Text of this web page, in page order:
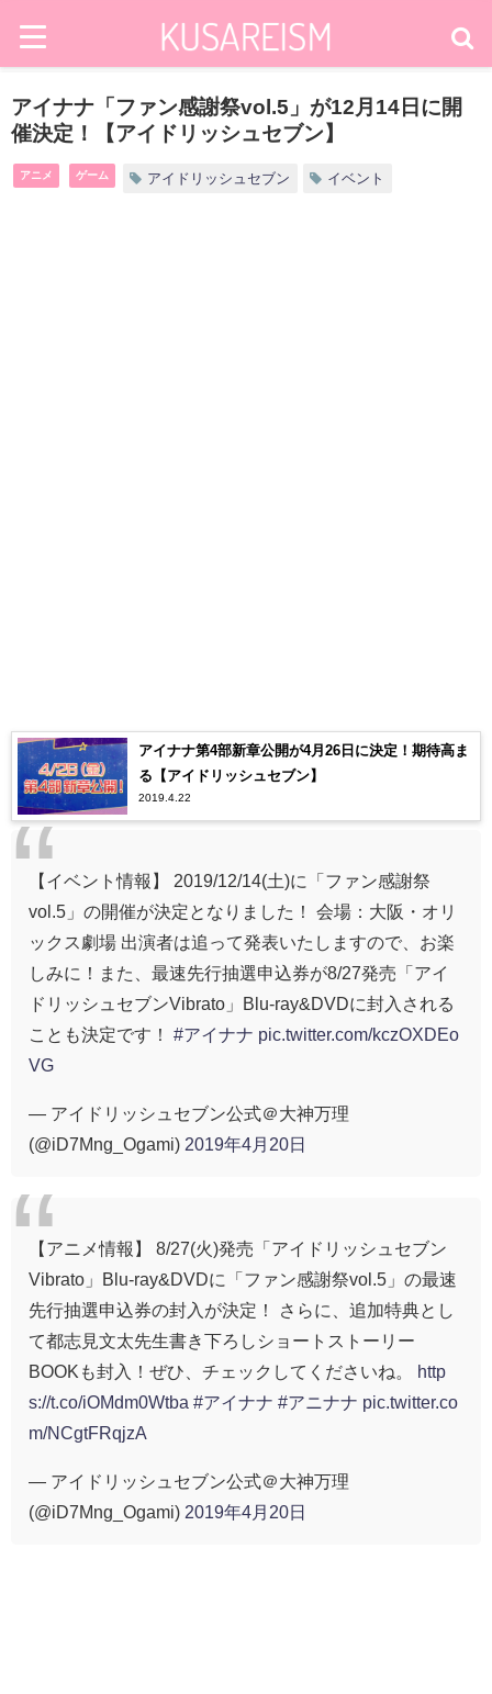
アイナナ「ファン感謝祭vol.5」が12月14日に開
催決定！【アイドリッシュセブン】
アニメ ゲーム アイドリッシュセブン イベント
アイナナ第4部新章公開が4月26日に決定！期待高ま
る【アイドリッシュセブン】
2019.4.22
【イベント情報】 2019/12/14(土)に「ファン感謝祭
vol.5」の開催が決定となりました！ 会場：大阪・オリ
ックス劇場 出演者は追って発表いたしますので、お楽
しみに！また、最速先行抽選申込券が8/27発売「アイ
ドリッシュセブンVibrato」Blu-ray&DVDに封入される
ことも決定です！ #アイナナ pic.twitter.com/kczOXDEo
VG
— アイドリッシュセブン公式＠大神万理
(@iD7Mng_Ogami) 2019年4月20日
【アニメ情報】 8/27(火)発売「アイドリッシュセブン
Vibrato」Blu-ray&DVDに「ファン感謝祭vol.5」の最速
先行抽選申込券の封入が決定！ さらに、追加特典とし
て都志見文太先生書き下ろしショートストーリー
BOOKも封入！ぜひ、チェックしてくださいね。
http
s://t.co/iOMdm0Wtba #アイナナ #アニナナ pic.twitter.co
m/NCgtFRqjzA
— アイドリッシュセブン公式＠大神万理
(@iD7Mng_Ogami) 2019年4月20日